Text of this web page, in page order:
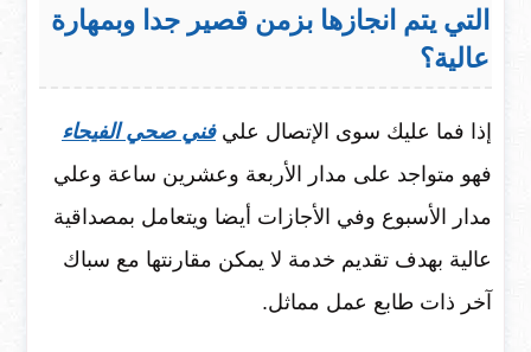
التي يتم انجازها بزمن قصير جدا وبمهارة
عالية؟
إذا فما عليك سوى الإتصال عليفني صحي الفيحاء
فهو متواجد على مدار الأربعة وعشرين ساعة وعلي
مدار الأسبوع وفي الأجازات أيضا ويتعامل بمصداقية
عالية بهدف تقديم خدمة لا يمكن مقارنتها مع سباك
آخر ذات طابع عمل مماثل.